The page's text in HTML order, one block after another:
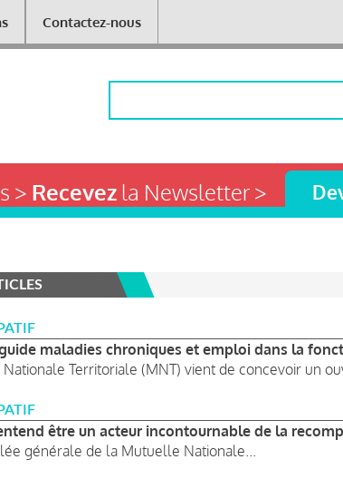
Contactez-nous
> Recevezla Newsletter >
maladies chroniques et emploi dans la
Territoriale (MNT) vient de concevoir un
être un acteur incontournable de la
générale de la Mutuelle Nationale...